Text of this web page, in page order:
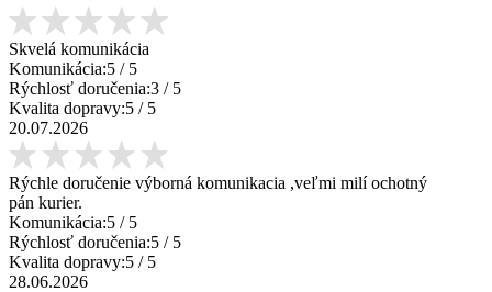
Skvelá komunikácia
Komunikácia:5 / 5
Rýchlosť doručenia:3 / 5
Kvalita dopravy:5 / 5
20.07.2026
Rýchle doručenie výborná komunikacia ,veľmi milí ochotný
pán kurier.
Komunikácia:5 / 5
Rýchlosť doručenia:5 / 5
Kvalita dopravy:5 / 5
28.06.2026